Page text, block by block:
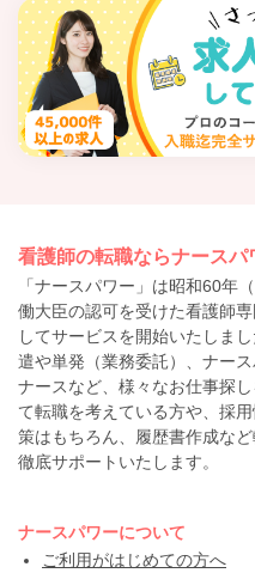
看護師の転職ならナースパ
「ナースパワー」は昭和60年
働大臣の認可を受けた看護師
してサービスを開始いたしま
遣や単発（業務委託）、ナー
ナースなど、様々なお仕事探
て転職を考えている方や、採
策はもちろん、履歴書作成な
徹底サポートいたします。
ナースパワーについて
ご利用がはじめての方へ